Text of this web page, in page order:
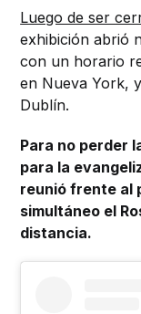
Luego de ser
exhibición abrió
con un horario
en Nueva York,
Dublín.
Para no perder
para la
reunió frente al
simultáneo el
distancia.